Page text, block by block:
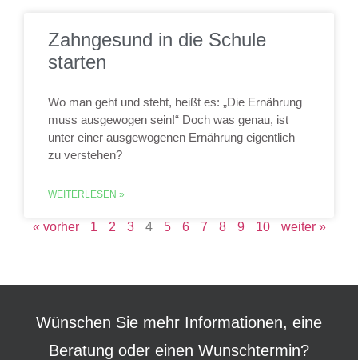
Zahngesund in die Schule
starten
Wo man geht und steht, heißt es: „Die Ernährung
muss ausgewogen sein!“ Doch was genau, ist
unter einer ausgewogenen Ernährung eigentlich
zu verstehen?
WEITERLESEN »
« vorher 1 2 3 4 5 6 7 8 9 10 weiter »
Wünschen Sie mehr Informationen, eine
Beratung oder einen Wunschtermin?